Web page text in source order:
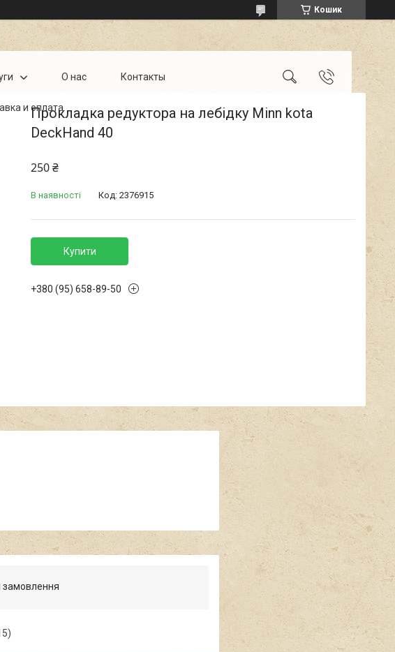
Кошик
О нас Контакты
и оплата
Прокладка редуктора на лебідку Minn kota
DeckHand 40
250 ₴
В наявності Код: 2376915
Купити
+380 (95) 658-89-50
замовлення